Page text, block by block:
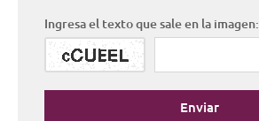
Ingresa el texto que sale en la imagen:
Enviar